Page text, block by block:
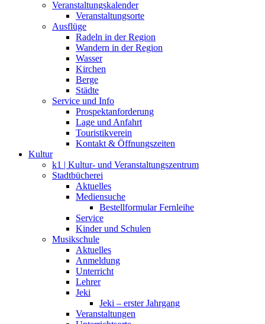
Veranstaltungskalender
Veranstaltungsorte
Ausflüge
Radeln in der Region
Wandern in der Region
Wasser
Kirchen
Berge
Städte
Service und Info
Prospektanforderung
Lage und Anfahrt
Touristikverein
Kontakt & Öffnungszeiten
Kultur
k1 | Kultur- und Veranstaltungszentrum
Stadtbücherei
Aktuelles
Mediensuche
Bestellformular Fernleihe
Service
Kinder und Schulen
Musikschule
Aktuelles
Anmeldung
Unterricht
Lehrer
Jeki
Jeki – erster Jahrgang
Veranstaltungen